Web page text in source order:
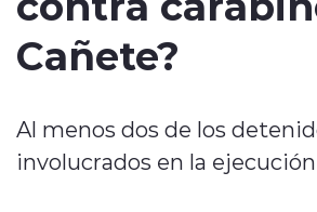
Internacional
Entrevistas
Cañete?
Al menos dos de los
involucrados en la